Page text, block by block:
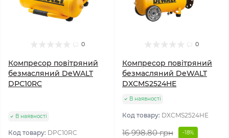
0
Компресор повітряний
безмасляний DeWALT
DPC10RC
В наявності
Код товару: DPC10RC
0
Компресор повітряний
безмасляний DeWALT
DXCMS2524HE
В наявності
Код товару: DXCMS2524HE
16 998.80 грн -18%